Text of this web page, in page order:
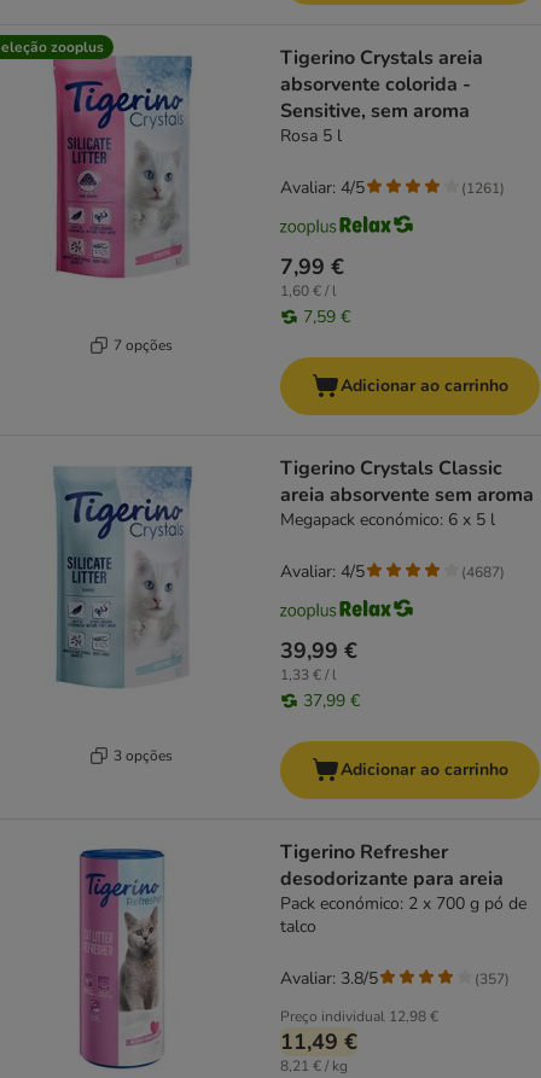
zooplus
7 opções
Tigerino Crystals areia
absorvente colorida -
Sensitive, sem aroma
Rosa 5 l
7,99 €
1,60 € / l
7,59 €
Avaliar: 4/5 (1261)
Adicionar ao carrinho
3 opções
Tigerino Crystals Classic
areia absorvente sem aroma
Megapack económico: 6 x 5 l
39,99 €
1,33 € / l
37,99 €
Avaliar: 4/5 (4687)
Adicionar ao carrinho
Tigerino Refresher
desodorizante para areia
Pack económico: 2 x 700 g pó de
talco
Preço individual 12,98 €
11,49 €
8,21 € / kg
Avaliar: 3.8/5 (357)